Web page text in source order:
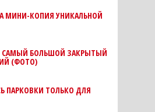
МИНИ-КОПИЯ УНИКАЛЬНОЙ
САМЫЙ БОЛЬШОЙ ЗАКРЫТЫЙ
(ФОТО)
ПАРКОВКИ ТОЛЬКО ДЛЯ